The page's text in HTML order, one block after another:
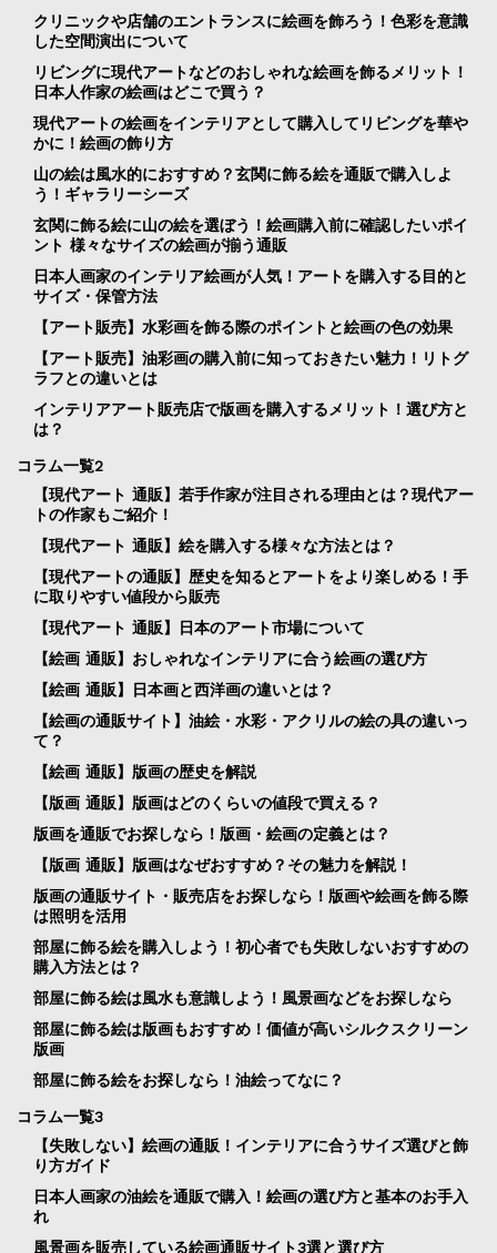
クリニックや店舗のエントランスに絵画を飾ろう！色彩を意識
した空間演出について
リビングに現代アートなどのおしゃれな絵画を飾るメリット！
日本人作家の絵画はどこで買う？
現代アートの絵画をインテリアとして購入してリビングを華や
かに！絵画の飾り方
山の絵は風水的におすすめ？玄関に飾る絵を通販で購入しよ
う！ギャラリーシーズ
玄関に飾る絵に山の絵を選ぼう！絵画購入前に確認したいポイ
ント 様々なサイズの絵画が揃う通販
日本人画家のインテリア絵画が人気！アートを購入する目的と
サイズ・保管方法
【アート販売】水彩画を飾る際のポイントと絵画の色の効果
【アート販売】油彩画の購入前に知っておきたい魅力！リトグ
ラフとの違いとは
インテリアアート販売店で版画を購入するメリット！選び方と
は？
コラム一覧2
【現代アート 通販】若手作家が注目される理由とは？現代アー
トの作家もご紹介！
【現代アート 通販】絵を購入する様々な方法とは？
【現代アートの通販】歴史を知るとアートをより楽しめる！手
に取りやすい値段から販売
【現代アート 通販】日本のアート市場について
【絵画 通販】おしゃれなインテリアに合う絵画の選び方
【絵画 通販】日本画と西洋画の違いとは？
【絵画の通販サイト】油絵・水彩・アクリルの絵の具の違いっ
て？
【絵画 通販】版画の歴史を解説
【版画 通販】版画はどのくらいの値段で買える？
版画を通販でお探しなら！版画・絵画の定義とは？
【版画 通販】版画はなぜおすすめ？その魅力を解説！
版画の通販サイト・販売店をお探しなら！版画や絵画を飾る際
は照明を活用
部屋に飾る絵を購入しよう！初心者でも失敗しないおすすめの
購入方法とは？
部屋に飾る絵は風水も意識しよう！風景画などをお探しなら
部屋に飾る絵は版画もおすすめ！価値が高いシルクスクリーン
版画
部屋に飾る絵をお探しなら！油絵ってなに？
コラム一覧3
【失敗しない】絵画の通販！インテリアに合うサイズ選びと飾
り方ガイド
日本人画家の油絵を通販で購入！絵画の選び方と基本のお手入
れ
風景画を販売している絵画通販サイト3選と選び方